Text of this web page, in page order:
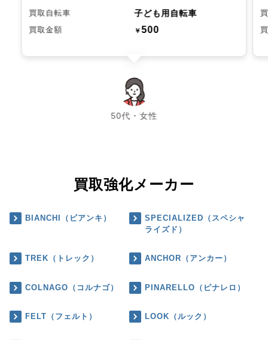
買取自転車 子ども用自転車
買取金額 ￥500
50代・女性
chevron_left chevron_right
買取強化メーカー
BIANCHI（ビアンキ）
SPECIALIZED（スペシャ
ライズド）
TREK（トレック） ANCHOR（アンカー）
COLNAGO（コルナゴ） PINARELLO（ピナレロ）
FELT（フェルト） LOOK（ルック）